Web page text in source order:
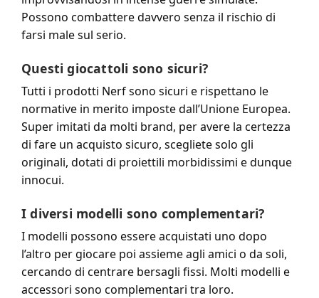
Possono combattere davvero senza il rischio di
farsi male sul serio.
Questi giocattoli sono sicuri?
Tutti i prodotti Nerf sono sicuri e rispettano le
normative in merito imposte dall’Unione Europea.
Super imitati da molti brand, per avere la certezza
di fare un acquisto sicuro, scegliete solo gli
originali, dotati di proiettili morbidissimi e dunque
innocui.
I diversi modelli sono complementari?
I modelli possono essere acquistati uno dopo
l’altro per giocare poi assieme agli amici o da soli,
cercando di centrare bersagli fissi. Molti modelli e
accessori sono complementari tra loro.